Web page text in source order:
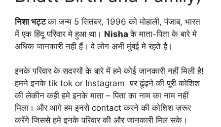
निशा भट्टका जन्म 5 सितंबर, 1996 को मोहाली, पंजाब, भारत
में एक हिंदू परिवार मे हुआ था। Nishaके माता-पिता के बारे मे
अधिक जानकारी नही हैं। वे लोग अभी मुंबई मे रहते है।
इनके परिवार के सदस्यों के बारे में हमे कोई जानकारी नहीं मिली है!
हमने इनके tik tok or Instagram पर ढूंढ़ने की पूरी कोशिश
की लेकीन कही हमे इनके माता – पिता का नाम का नाम नहीं
मिला। और आगे हम इनसे contact करने की कोशिश ज़रूर
करेंगे जिससे हमे इनके परिवार की और जानकारी मिल सके।